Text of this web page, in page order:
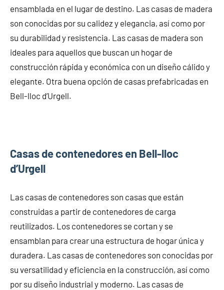
ensamblada en el lugar de destino. Las casas de madera
son conocidas por su calidez y elegancia, así como por
su durabilidad y resistencia. Las casas de madera son
ideales para aquellos que buscan un hogar de
construcción rápida y económica con un diseño cálido y
elegante. Otra buena opción de casas prefabricadas en
Bell-lloc d’Urgell.
Casas de contenedores en Bell-lloc
d’Urgell
Las casas de contenedores son casas que están
construidas a partir de contenedores de carga
reutilizados. Los contenedores se cortan y se
ensamblan para crear una estructura de hogar única y
duradera. Las casas de contenedores son conocidas por
su versatilidad y eficiencia en la construcción, así como
por su diseño industrial y moderno. Las casas de